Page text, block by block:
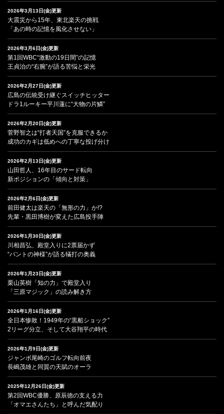
2026年3月13日(金)更新
大震災から15年、東北楽天の挑戦
「あの時の記憶を風化させない」
2026年3月6日(金)更新
第1回WBC“激動の19日間”の記憶
王貞治の“右腕”が語る苦悩と栄光
2026年2月27日(金)更新
広島の伝統受け継ぐスイッチヒッター
ドラ1ルーキー平川蓮に“大物の片鱗”
2026年2月20日(金)更新
菅野智之は“打者天国”を克服できるか
成功のカギは低めへの丁寧な投げ分け
2026年2月13日(金)更新
山田哲人、16年目のサード転向
新ポジションの「傾向と対策」
2026年2月6日(金)更新
前田健太は楽天の「無形の力」か!?
先輩・黒田博樹が変えた広島投手陣
2026年1月30日(金)更新
川相昌弘、殿堂入りに2票届かず
“バントの神様”が語る犠打の奥義
2026年1月23日(金)更新
栗山英樹「知の力」で殿堂入り
「三原マジック」の読み解き方
2026年1月16日(金)更新
全日本惨敗！1949年の“黒船ショック”
2リーグ分立、そして大谷翔平の時代
2026年1月9日(金)更新
ジャンボ尾崎のゴルフ転向前夜
長嶋茂雄と同質の天賦のオーラ
2025年12月26日(金)更新
第2回WBC優勝、原辰徳の支える力
「オマエさんたち」と呼んだ気配り